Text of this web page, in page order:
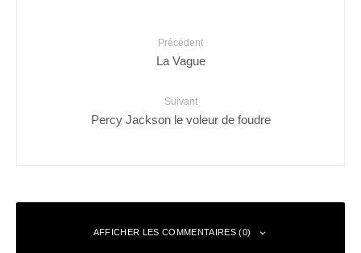
Précédent
La Vague
Suivant
Percy Jackson le voleur de foudre
AFFICHER LES COMMENTAIRES (0)